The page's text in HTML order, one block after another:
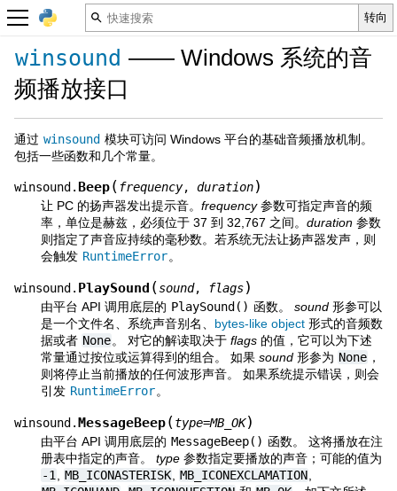
winsound —— Windows 系统的音
频播放接口
通过 winsound 模块可访问 Windows 平台的基础音频播放机制。
包括一些函数和几个常量。
winsound. Beep( frequency, duration)
让 PC 的扬声器发出提示音。 frequency参数可指定声音的频
率，单位是赫兹，必须位于 37 到 32,767 之间。 duration 参数
则指定了声音应持续的毫秒数。若系统无法让扬声器发声，则
会触发 RuntimeError。
winsound. PlaySound (sound, flags)
由平台 API 调用底层的 PlaySound() 函数。 sound 形参可以
是一个文件名、系统声音别名、 bytes-like object 形式的音频数
据或者 None。 对它的解读取决于 flags 的值，它可以为下述
常量通过按位或运算得到的组合。 如果 sound 形参为 None ，
则将停止当前播放的任何波形声音。 如果系统提示错误，则会
引发 RuntimeError。
winsound.MessageBeep(type=MB_OK)
由平台 API 调用底层的 MessageBeep() 函数。 这将播放在注
册表中指定的声音。 type 参数指定要播放的声音；可能的值为
-1
MB_ICONASTERISK MB_ICONEXCLAMATION